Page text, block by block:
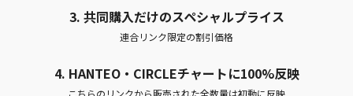
3. 共同購入だけのスペシャルプライス
連合リンク限定の割引価格
4. HANTEO・CIRCLEチャートに100%反映
こちらのリンクから販売された全数量は初動に反映